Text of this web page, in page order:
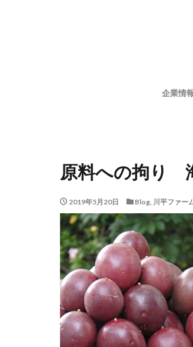
企業情
原料への拘り
2019年5月20日 Blog, 川平ファー